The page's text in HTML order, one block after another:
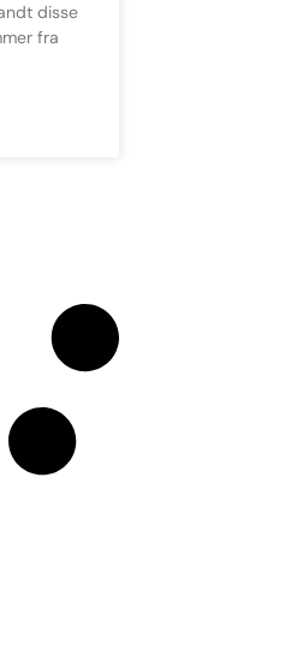
disse
fra